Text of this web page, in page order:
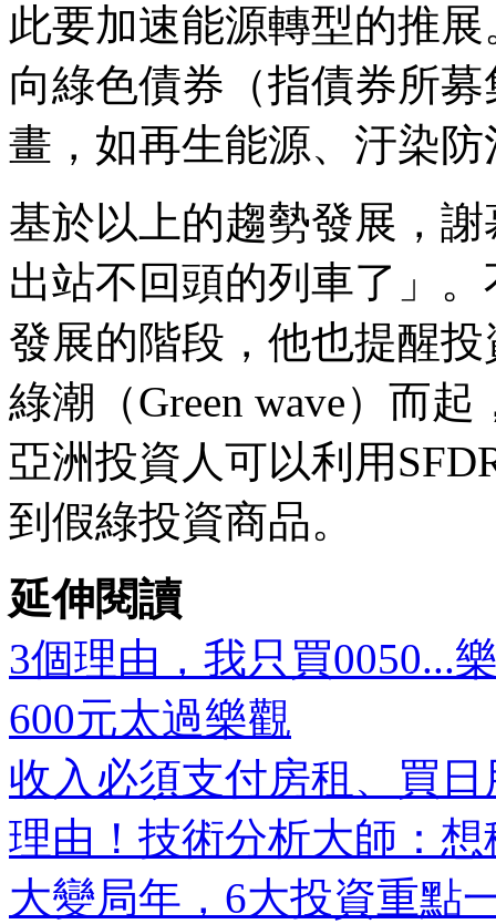
此要加速能源轉型的推
向綠色債券（指債券所
畫，如再生能源、汙染
基於以上的趨勢發展，
出站不回頭的列車了」
發展的階段，他也提醒
綠潮（Green wave）而
亞洲投資人可以利用
到假綠投資商品。
延伸閱讀
3個理由，我只買0050...
600元太過樂觀
收入必須支付房租、買
理由！技術分析大師：
大變局年，6大投資重點